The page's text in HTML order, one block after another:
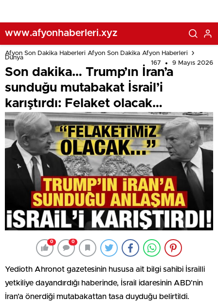
www.afyonhaberleri.xyz
Afyon Son Dakika Haberleri Afyon Son Dakika Afyon Haberleri
Dünya
167
9 Mayıs 2026
Son dakika… Trump’ın İran’a
sunduğu mutabakat İsrail’i
karıştırdı: Felaket olacak…
0 0
Yedioth Ahronot gazetesinin hususa ait bilgi sahibi İsrailli
yetkiliye dayandırdığı haberinde, İsrail idaresinin ABD’nin
İran’a önerdiği mutabakattan tasa duyduğu belirtildi.